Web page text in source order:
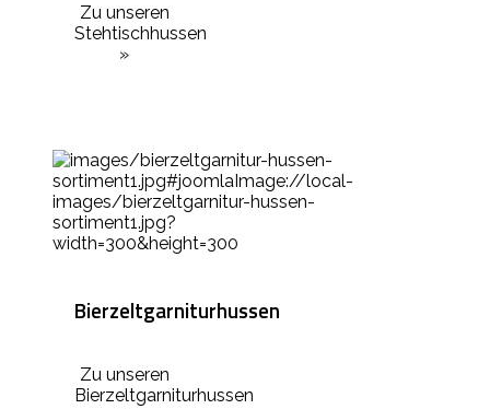
Zu unseren
Stehtischhussen
»
Bierzeltgarniturhussen
Zu unseren
Bierzeltgarniturhussen